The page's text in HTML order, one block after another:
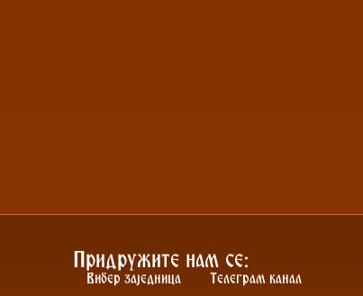
Придружите нам се:
Вибер заједница Телеграм канал